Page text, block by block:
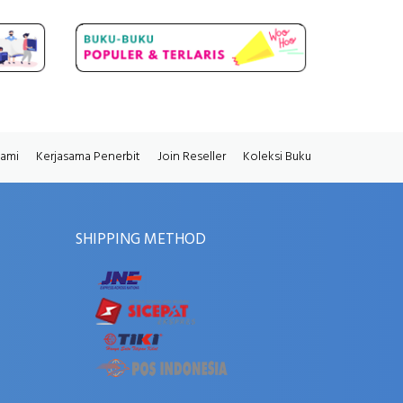
Kerjasama Penerbit Join Reseller Koleksi Buku
SHIPPING METHOD